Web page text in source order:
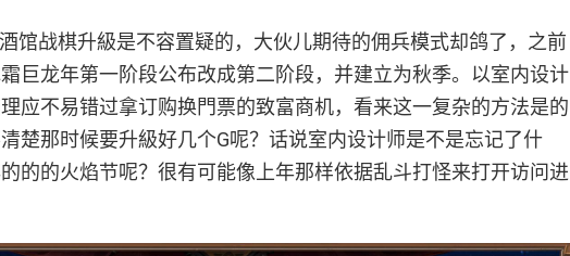
馆战棋升級是不容置疑的，大伙儿期待的佣兵模式却鸽了，之前
巨龙年第一阶段公布改成第二阶段，并建立为秋季。以室内设计
应不易错过拿订购换門票的致富商机，看来这一复杂的方法是的
楚那时候要升級好几个G呢？话说室内设计师是不是忘记了什
的的火焰节呢？很有可能像上年那样依据乱斗打怪来打开访问进